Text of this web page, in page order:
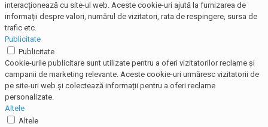
interacționează cu site-ul web. Aceste cookie-uri ajută la furnizarea de
informații despre valori, numărul de vizitatori, rata de respingere, sursa de
trafic etc.
Publicitate
Publicitate
Cookie-urile publicitare sunt utilizate pentru a oferi vizitatorilor reclame și
campanii de marketing relevante. Aceste cookie-uri urmăresc vizitatorii de
pe site-uri web și colectează informații pentru a oferi reclame
personalizate.
Altele
Altele